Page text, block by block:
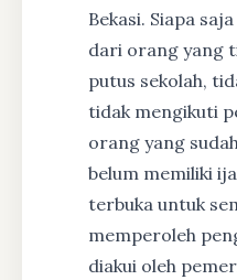
Bekasi. Siapa
dari orang yang
putus sekolah,
tidak mengikuti
orang yang
belum memiliki
terbuka untuk
memperoleh
diakui oleh